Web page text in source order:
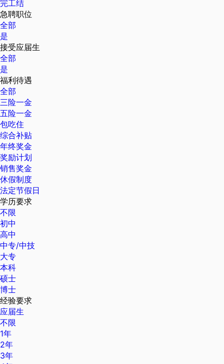
完工结
急聘职位
全部
是
接受应届生
全部
是
福利待遇
全部
三险一金
五险一金
包吃住
综合补贴
年终奖金
奖励计划
销售奖金
休假制度
法定节假日
学历要求
不限
初中
高中
中专/中技
大专
本科
硕士
博士
经验要求
应届生
不限
1年
2年
3年